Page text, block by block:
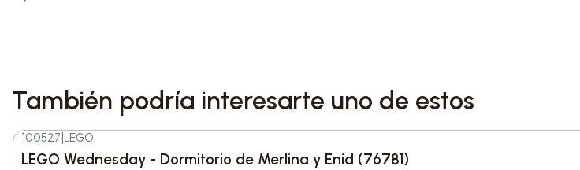
También podría interesarte uno de estos
-4%DESC.
100527 LEGO
LEGO Wednesday - Dormitorio de Merlina y Enid (76781)